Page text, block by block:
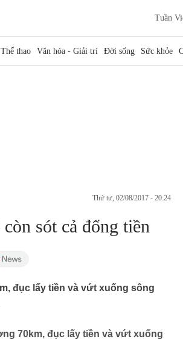
Tuần
Thể thao Văn hóa - Giải trí Đời sống Sức khỏe
thứ tư, 02/08/2017 - 20:24
sót cả đống tiền
đục lấy tiền và vứt xuống sông
70km, đục lấy tiền và vứt xuống